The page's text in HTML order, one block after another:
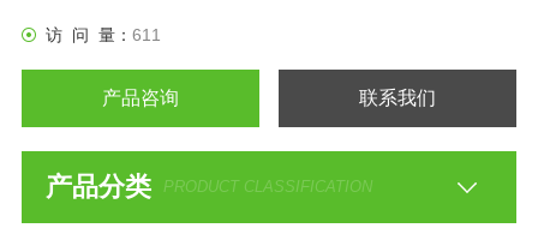
访 问 量： 611
产品咨询 联系我们
产品分类 PRODUCT CLASSIFICATION